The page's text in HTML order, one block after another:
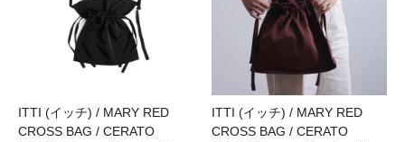
ITTI (イッチ) / MARY RED
CROSS BAG / CERATO
ITTI (イッチ) / MARY RED
CROSS BAG / CERATO